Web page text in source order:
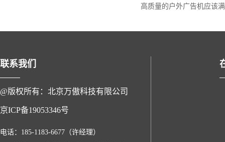
高质量的户外广告机应该
联系我们
@版权所有：北京万傲科技有限公司
京ICP备19053346号
电话：185-1183-6677（许经理）